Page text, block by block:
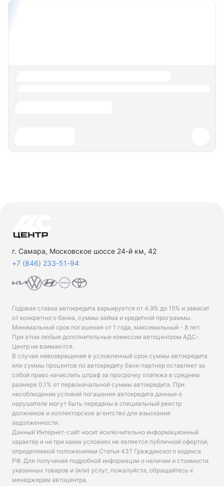
г. Самара, Московское шоссе 24-й км, 42
+7 (846) 233-51-94
Годовая ставка автокредита варьируется от 4.9% до 15% и зависит
от конкретного банка, суммы займа и кредитной программы.
Минимальный срок погашения от 1 года, максимальный - 8 лет.
При этом любые дополнительные комиссии автоцентром АДС-
Центр не взимаются.
В случае невозвращения в условленный срок суммы автокредита
или суммы процентов по автокредиту банк-партнер оставляет за
собой право начислить штраф за просрочку платежа в среднем
размере 0,1% от первоначальной суммы автокредита. При
несоблюдении условий погашения автокредита данные о
нарушителе могут быть переданы в специальный реестр
должников и коллекторское агентство для взыскания
задолженности.
Данный Интернет-сайт носит исключительно информационный
характер и ни при каких условиях не является публичной офертой,
определяемой положениями Статьи 437 Гражданского кодекса
РФ. Для получения подробной информации о наличии и стоимости
указанных товаров и (или) услуг, пожалуйста, обращайтесь к
менеджерам автоцентра.